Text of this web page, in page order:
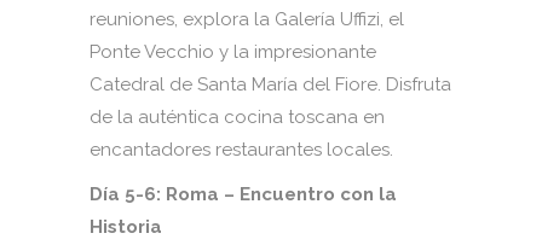
reuniones, explora la Galería Uffizi, el
Ponte Vecchio y la impresionante
Catedral de Santa María del Fiore. Disfruta
de la auténtica cocina toscana en
encantadores restaurantes locales.
Día 5-6: Roma – Encuentro con la
Historia